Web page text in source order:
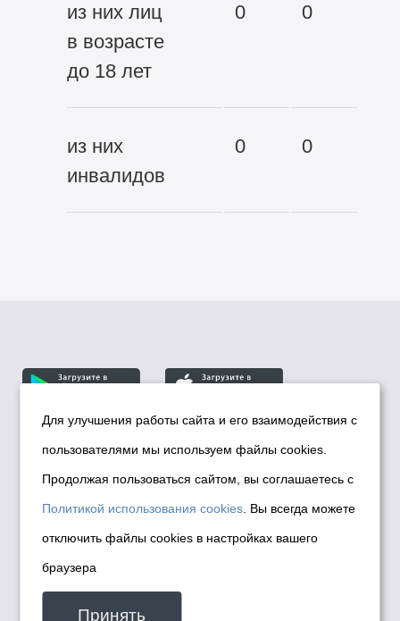
из них лиц
в возрасте
до 18 лет
0 0
из них
инвалидов
0 0
© Департамент информационной политики мэрии
города Новосибирска, 2026
Политика использования Cookies
Политика по обработке персональных
данных в информационных системах
мэрии города Новосибирска
Для улучшения работы сайта и его взаимодействия с
пользователями мы используем файлы cookies.
Продолжая пользоваться сайтом, вы соглашаетесь с
Политикой использования cookies . Вы всегда можете
отключить файлы cookies в настройках вашего
браузера
Принять